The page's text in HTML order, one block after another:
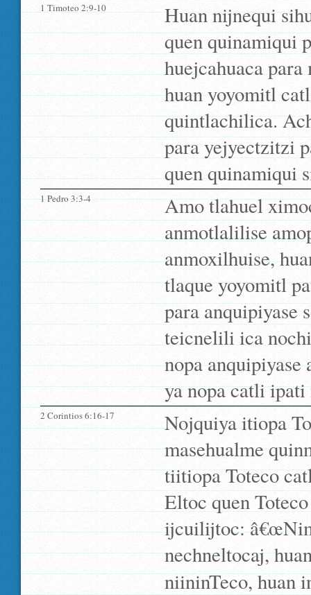
1 Timoteo 2:9-10
Huan nijnequi
quen quinamiqui
huejcahuaca
huan yoyomitl
quintlachilica.
para yejyectzitzi
quen quinamiqui
1 Pedro 3:3-4
Amo tlahuel
anmotlalilise
anmoxilhuise,
tlaque yoyomitl
para anquipiyase
teicnelili ica
nopa
ya nopa catli
2 Corintios 6:16-17
Nojquiya itiopa
masehualme
tiitiopa Toteco
Eltoc quen
ijcuilijtoc:
nechneltocaj,
niininTeco, huan